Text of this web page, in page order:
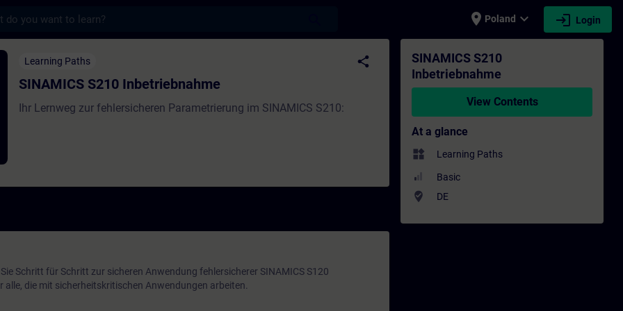
place Poland expand_more login Login
Inbetriebnahme - Training - Training - Professional development | SITRAIN
Learning Paths share
SINAMICS S210 Inbetriebnahme
Ihr Lernweg zur fehlersicheren Parametrierung im SINAMICS S210:
Schritt für Schritt zur sicheren Anwendung fehlersicherer SINAMICS S120
die mit sicherheitskritischen Anwendungen arbeiten.
SINAMICS S210
Inbetriebnahme
View Contents
At a glance
widgets Learning Paths
Basic
where_to_vote DE